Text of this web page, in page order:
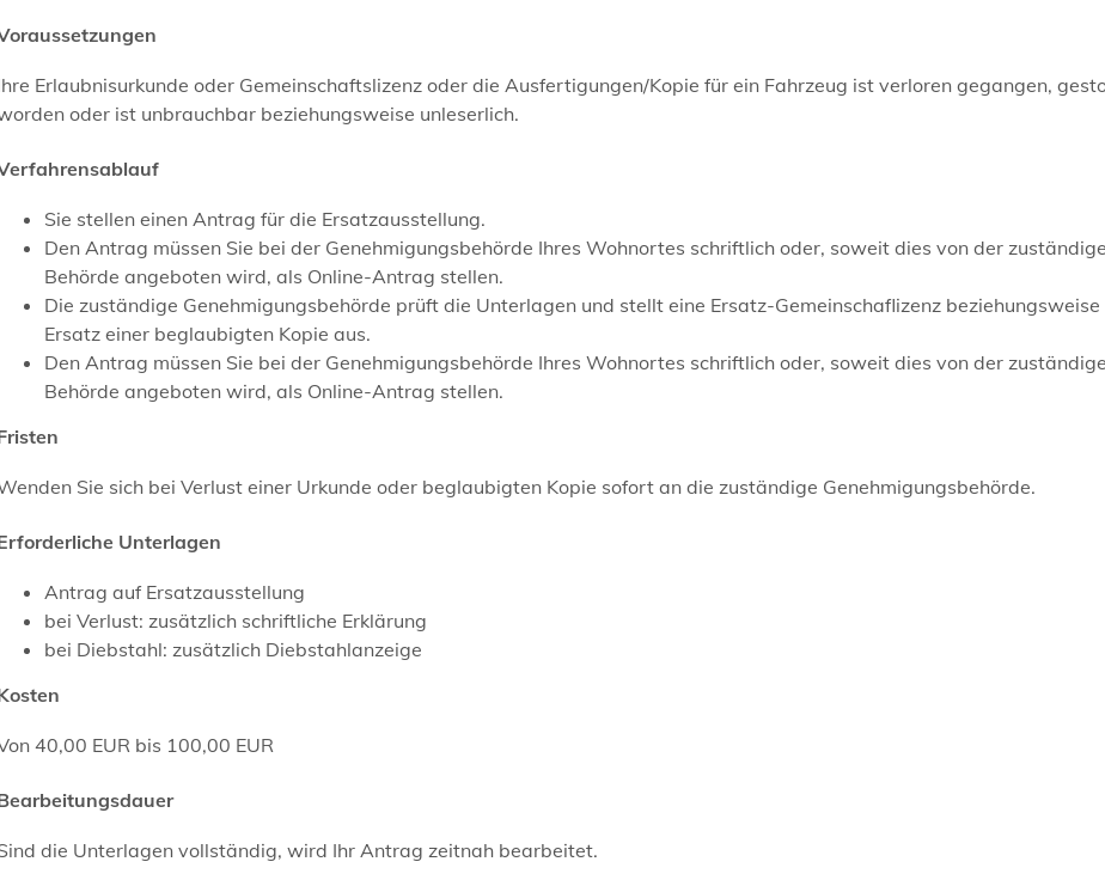
Erlaubnisurkunde oder Gemeinschaftslizenz oder die Ausfertigungen/Kopie für ein Fahrzeug ist verloren gegangen,
oder ist unbrauchbar beziehungsweise unleserlich.
Sie stellen einen Antrag für die Ersatzausstellung.
Den Antrag müssen Sie bei der Genehmigungsbehörde Ihres Wohnortes schriftlich oder, soweit dies von der
Behörde angeboten wird, als Online-Antrag stellen.
Die zuständige Genehmigungsbehörde prüft die Unterlagen und stellt eine Ersatz-Gemeinschaflizenz beziehungsweise
Ersatz einer beglaubigten Kopie aus.
Den Antrag müssen Sie bei der Genehmigungsbehörde Ihres Wohnortes schriftlich oder, soweit dies von der
Behörde angeboten wird, als Online-Antrag stellen.
Sie sich bei Verlust einer Urkunde oder beglaubigten Kopie sofort an die zuständige Genehmigungsbehörde.
Unterlagen
Antrag auf Ersatzausstellung
bei Verlust: zusätzlich schriftliche Erklärung
bei Diebstahl: zusätzlich Diebstahlanzeige
40,00 EUR bis 100,00 EUR
die Unterlagen vollständig, wird Ihr Antrag zeitnah bearbeitet.